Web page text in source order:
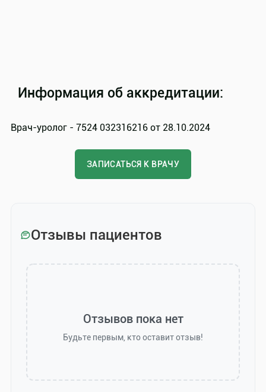
Информация об аккредитации:
Врач-уролог - 7524 032316216 от 28.10.2024
ЗАПИСАТЬСЯ К ВРАЧУ
Отзывы пациентов
Отзывов пока нет
Будьте первым, кто оставит отзыв!